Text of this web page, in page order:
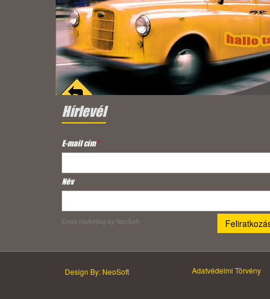
Hírlevél
E-mail cím*
Név
Email marketing by NeoSoft
Design By: NeoSoft Adatvédelmi Törvény